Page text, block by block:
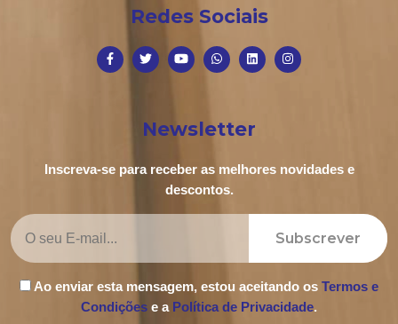
Redes Sociais
Newsletter
Inscreva-se para receber as melhores novidades e
descontos.
Subscrever
Ao enviar esta mensagem, estou aceitando os Termos e
Condições e a Política de Privacidade.